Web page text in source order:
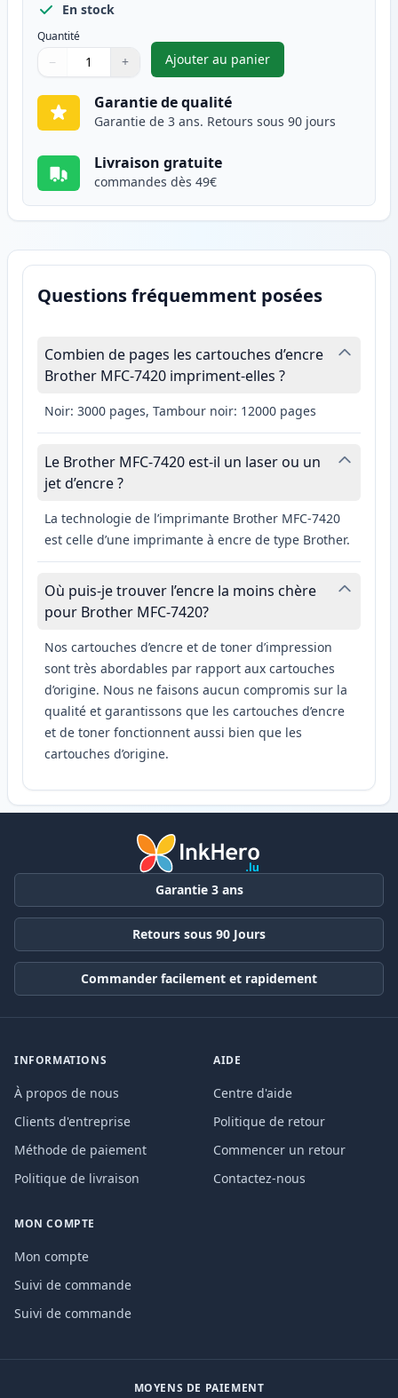
En stock
Quantité
Quantité
Utilisez les boutons pour ajuster
− +
Quantité
Ajouter au panier
,Brother DR2000 tambour
Garantie de qualité
Garantie de 3 ans. Retours sous 90 jours
Livraison gratuite
commandes dès 49€
Questions fréquemment posées
Combien de pages les cartouches d’encre
Brother MFC-7420 impriment-elles ?
Noir: 3000 pages, Tambour noir: 12000 pages
Le Brother MFC-7420 est-il un laser ou un
jet d’encre ?
La technologie de l’imprimante Brother MFC-7420
est celle d’une imprimante à encre de type Brother.
Où puis-je trouver l’encre la moins chère
pour Brother MFC-7420?
Nos cartouches d’encre et de toner d’impression
sont très abordables par rapport aux cartouches
d’origine. Nous ne faisons aucun compromis sur la
qualité et garantissons que les cartouches d’encre
et de toner fonctionnent aussi bien que les
cartouches d’origine.
Garantie 3 ans
Retours sous 90 Jours
Commander facilement et rapidement
INFORMATIONS
À propos de nous
Clients d'entreprise
Méthode de paiement
Politique de livraison
AIDE
Centre d'aide
Politique de retour
Commencer un retour
Contactez-nous
MON COMPTE
Mon compte
Suivi de commande
Suivi de commande
MOYENS DE PAIEMENT